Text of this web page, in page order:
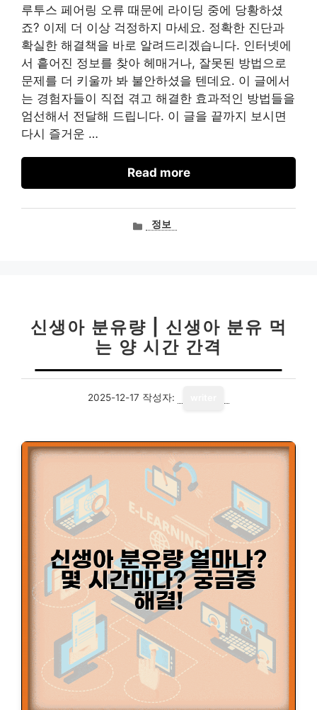
루투스 페어링 오류 때문에 라이딩 중에 당황하셨
죠? 이제 더 이상 걱정하지 마세요. 정확한 진단과
확실한 해결책을 바로 알려드리겠습니다. 인터넷에
서 흩어진 정보를 찾아 헤매거나, 잘못된 방법으로
문제를 더 키울까 봐 불안하셨을 텐데요. 이 글에서
는 경험자들이 직접 겪고 해결한 효과적인 방법들을
엄선해서 전달해 드립니다. 이 글을 끝까지 보시면
다시 즐거운 …
Read more
카정보
신생아 분유량 | 신생아 분유 먹
는 양 시간 간격
2025-12-17 작성자: